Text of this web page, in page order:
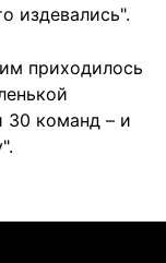
издевались".
приходилось
30 команд – и